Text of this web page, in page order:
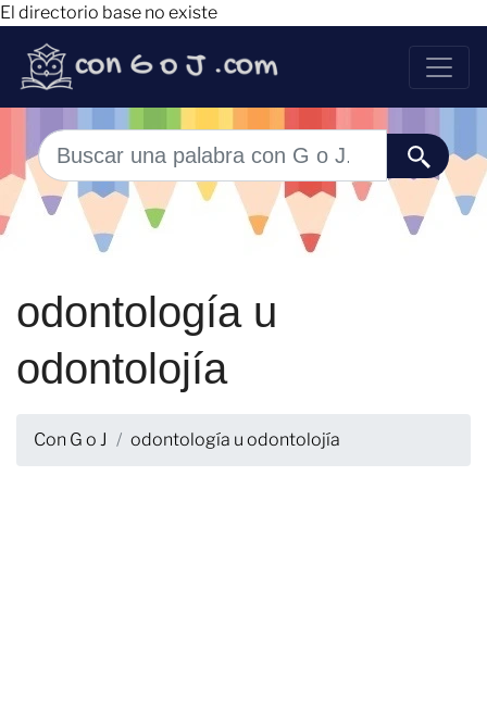
El directorio base no existe
odontología u
odontolojía
Con G o J odontología u odontolojía